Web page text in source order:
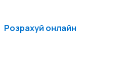
Розрахуй онлайн